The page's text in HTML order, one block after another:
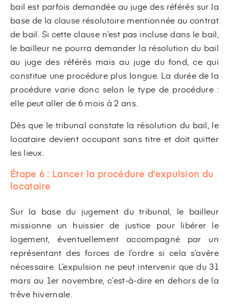
bail est parfois demandée au juge des référés sur la
base de la clause résolutoire mentionnée au contrat
de bail. Si cette clause n’est pas incluse dans le bail,
le bailleur ne pourra demander la résolution du bail
au juge des référés mais au juge du fond, ce qui
constitue une procédure plus longue. La durée de la
procédure varie donc selon le type de procédure :
elle peut aller de 6 mois à 2 ans.
Dès que le tribunal constate la résolution du bail, le
locataire devient occupant sans titre et doit quitter
les lieux.
Étape 6 : Lancer la procédure d’expulsion du
locataire
Sur la base du jugement du tribunal, le bailleur
missionne un huissier de justice pour libérer le
logement, éventuellement accompagné par un
représentant des forces de l’ordre si cela s’avère
nécessaire. L’expulsion ne peut intervenir que du 31
mars au 1er novembre, c’est-à-dire en dehors de la
trêve hivernale.